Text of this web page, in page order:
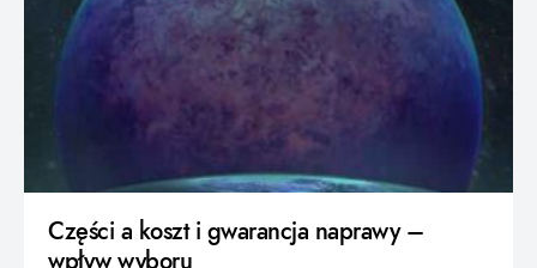
Części a koszt i gwarancja naprawy –
wpływ wyboru